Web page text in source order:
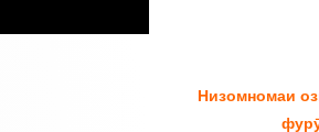
Низомномаи